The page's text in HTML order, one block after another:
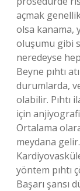
açmak
olsa kanama,
oluşumu gibi
neredeyse
Beyne pıhtı
durumlarda,
olabilir. Pıhtı
için anjiyografi
Ortalama
meydana gelir.
yöntem pıhtı
Başarı şansı